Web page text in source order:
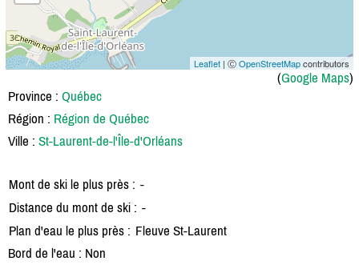
Leaflet | ⒸOpenStreetMapcontributors
(Google Maps)
Province : Québec
Région : Région de Québec
Ville : St-Laurent-de-l'Île-d'Orléans
Mont de ski le plus près : -
Distance du mont de ski : -
Plan d'eau le plus près : Fleuve St-Laurent
Bord de l'eau : Non